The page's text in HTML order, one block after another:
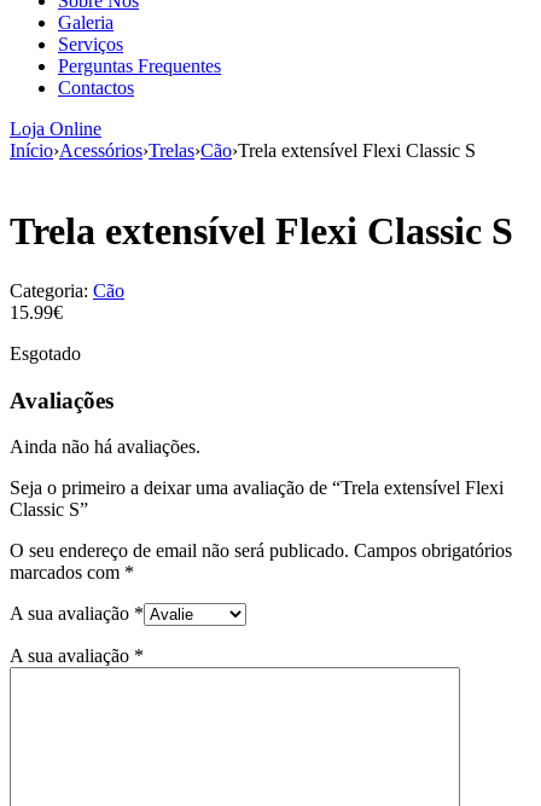
Galeria
Serviços
Perguntas Frequentes
Contactos
Loja Online
Início›Acessórios›Trelas›Cão›Trela extensível Flexi Classic S
Trela extensível Flexi Classic S
Categoria: Cão
15.99€
Esgotado
Avaliações
Ainda não há avaliações.
Seja o primeiro a deixar uma avaliação de “Trela extensível Flexi
Classic S”
O seu endereço de email não será publicado. Campos obrigatórios
marcados com *
A sua avaliação *
A sua avaliação *
aumenta a
probabilidade
de ver
conteúdo e
ofertas